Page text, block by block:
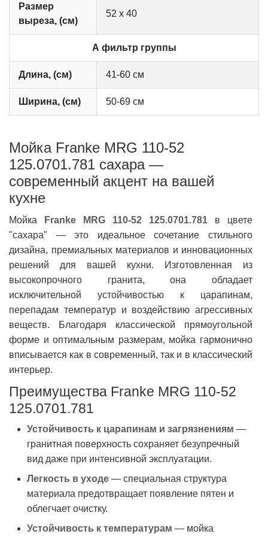
Размер
выреза, (см)
52 х 40
А фильтр группы
Длина, (см) 41-60 см
Ширина, (см) 50-69 см
Мойка Franke MRG 110-52
125.0701.781 сахара —
современный акцент на вашей
кухне
Мойка Franke MRG 110-52 125.0701.781 в цвете
"сахара" — это идеальное сочетание стильного
дизайна, премиальных материалов и инновационных
решений для вашей кухни. Изготовленная из
высокопрочного гранита, она обладает
исключительной устойчивостью к царапинам,
перепадам температур и воздействию агрессивных
веществ. Благодаря классической прямоугольной
форме и оптимальным размерам, мойка гармонично
вписывается как в современный, так и в классический
интерьер.
Преимущества Franke MRG 110-52
125.0701.781
Устойчивость к царапинам и загрязнениям —
гранитная поверхность сохраняет безупречный
вид даже при интенсивной эксплуатации.
Легкость в уходе — специальная структура
материала предотвращает появление пятен и
облегчает очистку.
Устойчивость к температурам — мойка